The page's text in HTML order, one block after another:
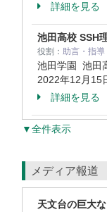
詳細を見る
池田高校 SSH
役割： 助言・指導
池田学園 池田
2022年12月15
詳細を見る
▼全件表示
メディア報道
天文台の巨大